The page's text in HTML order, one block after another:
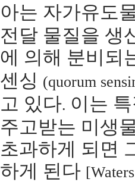
아는 자가유도
전달 물질을 생
에 의해 분비되
센싱 (quorum
고 있다. 이는
주고받는 미생
초과하게 되면
하게 된다